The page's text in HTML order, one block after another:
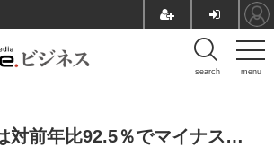
menu
search
対前年比92.5％でマイナス…